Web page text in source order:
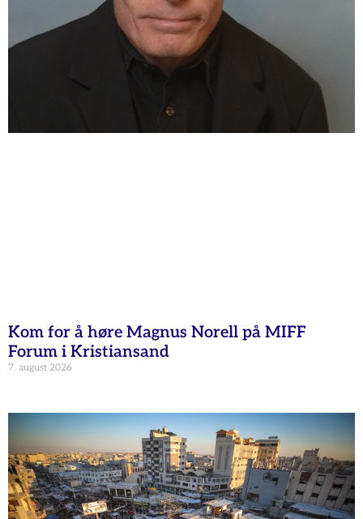
Kom for å høre Magnus Norell på MIFF
Forum i Kristiansand
7. august 2026